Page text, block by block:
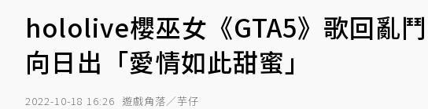
hololive櫻巫女《GTA5》歌回亂
向日出「愛情如此甜蜜」
2022-10-18 16:26 遊戲角落／芋仔